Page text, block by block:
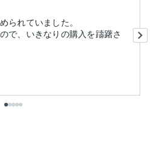
られていました。
で、いきなりの購入を躊躇さ